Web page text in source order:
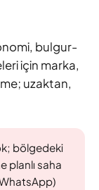
bulgur-
için marka,
uzaktan,
bölgedeki
planlı saha